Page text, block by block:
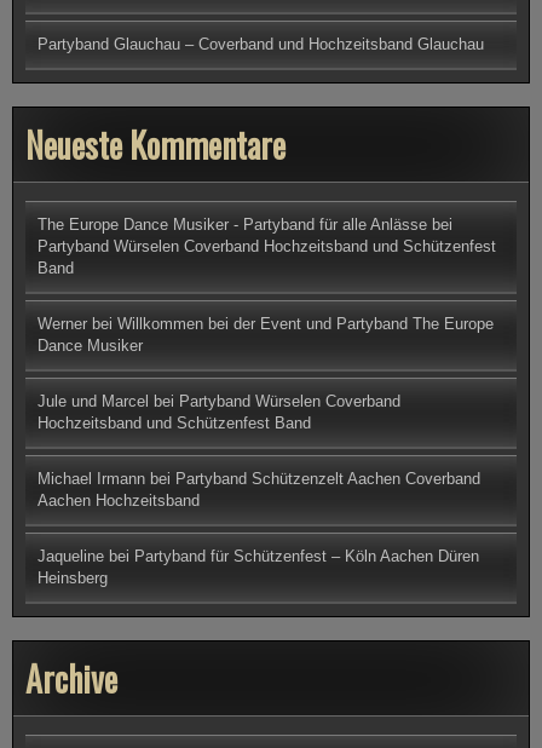
–
H
o
c
h
z
b
a
n
a
s
N
R
K
P
r
e
t
n
Partyband Glauchau – Coverband und Hochzeitsband Glauchau
Neueste Kommentare
The Europe Dance Musiker - Partyband für alle Anlässe bei
Partyband Würselen Coverband Hochzeitsband und Schützenfest
Band
Werner bei Willkommen bei der Event und Partyband The Europe
Dance Musiker
Jule und Marcel bei Partyband Würselen Coverband
Hochzeitsband und Schützenfest Band
Michael Irmann bei Partyband Schützenzelt Aachen Coverband
Aachen Hochzeitsband
Jaqueline bei Partyband für Schützenfest – Köln Aachen Düren
Heinsberg
Archive